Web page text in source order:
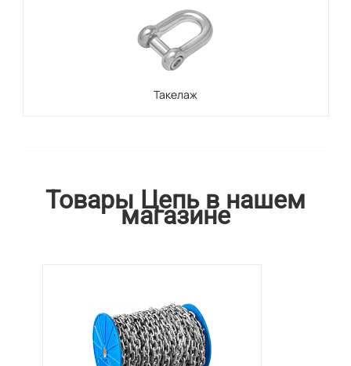
Такелаж
Товары Цепь в нашем
магазине